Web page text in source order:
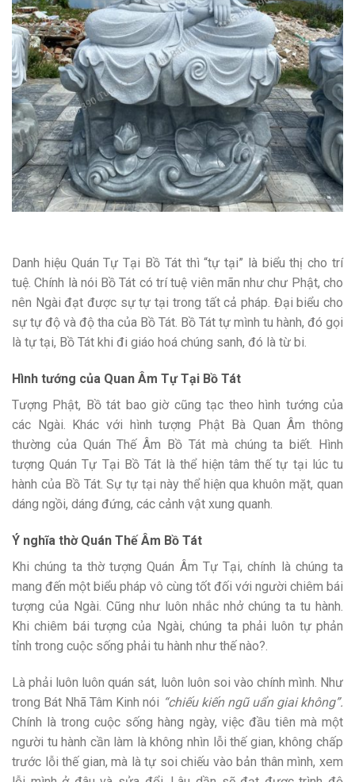
Danh hiệu Quán Tự Tại Bồ Tát thì “tự tại” là biểu thị cho trí
tuệ. Chính là nói Bồ Tát có trí tuệ viên mãn như chư Phật, cho
nên Ngài đạt được sự tự tại trong tất cả pháp. Đại biểu cho
sự tự độ và độ tha của Bồ Tát. Bồ Tát tự mình tu hành, đó gọi
là tự tại, Bồ Tát khi đi giáo hoá chúng sanh, đó là từ bi.
Hình tướng của Quan Âm Tự Tại Bồ Tát
Tượng Phật, Bồ tát bao giờ cũng tạc theo hình tướng của
các Ngài. Khác với hình tượng Phật Bà Quan Âm thông
thường của Quán Thế Âm Bồ Tát mà chúng ta biết. Hình
tượng Quán Tự Tại Bồ Tát là thể hiện tâm thế tự tại lúc tu
hành của Bồ Tát. Sự tự tại này thể hiện qua khuôn mặt, quan
dáng ngồi, dáng đứng, các cảnh vật xung quanh.
Ý nghĩa thờ Quán Thế Âm Bồ Tát
Khi chúng ta thờ tượng Quán Âm Tự Tại, chính là chúng ta
mang đến một biểu pháp vô cùng tốt đối với người chiêm bái
tượng của Ngài. Cũng như luôn nhắc nhở chúng ta tu hành.
Khi chiêm bái tượng của Ngài, chúng ta phải luôn tự phản
tỉnh trong cuộc sống phải tu hành như thế nào?.
Là phải luôn luôn quán sát, luôn luôn soi vào chính mình. Như
trong Bát Nhã Tâm Kinh nói “chiếu kiến ngũ uẩn giai không”.
Chính là trong cuộc sống hàng ngày, việc đầu tiên mà một
người tu hành cần làm là không nhìn lỗi thế gian, không chấp
trước lỗi thế gian, mà là tự soi chiếu vào bản thân mình, xem